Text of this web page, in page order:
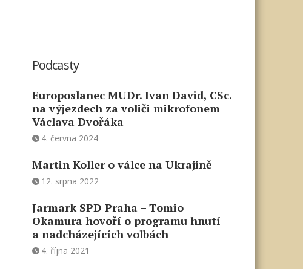
Podcasty
Europoslanec MUDr. Ivan David, CSc.
na výjezdech za voliči mikrofonem
Václava Dvořáka
4. června 2024
Martin Koller o válce na Ukrajině
12. srpna 2022
Jarmark SPD Praha – Tomio
Okamura hovoří o programu hnutí
a nadcházejících volbách
4. října 2021